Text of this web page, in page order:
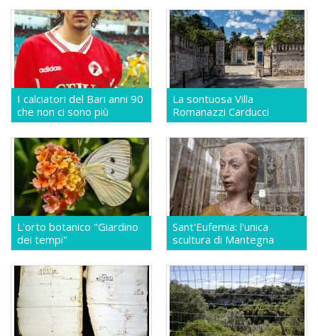
I calciatori del Bari anni 90
che non ci sono più
La sontuosa Villa
Romanazzi Carducci
L'orto botanico "Giardino
dei tempi"
Sant'Eufemia: l'unica
scultura di Mantegna